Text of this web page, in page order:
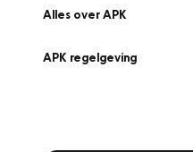
Alles over APK
APK regelgeving